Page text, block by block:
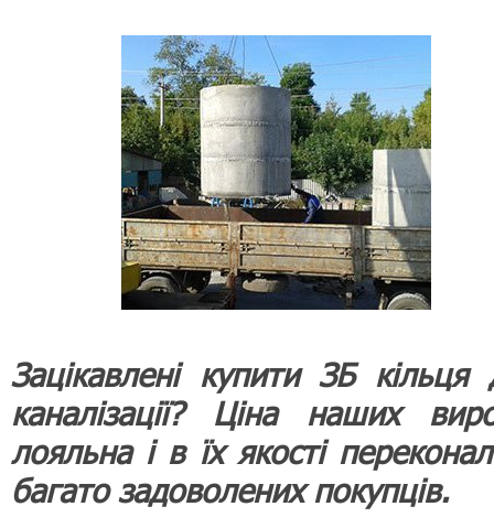
Зацікавлені купити ЗБ кільця
каналізації? Ціна наших
лояльна і в їх якості
багато задоволених покупців.